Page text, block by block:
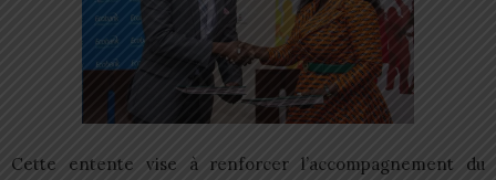
Cette entente vise à renforcer l’accompagnement du